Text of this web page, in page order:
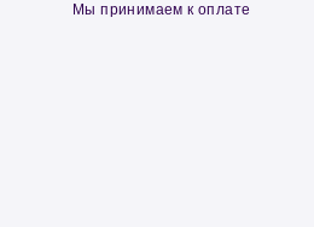
Мы принимаем к оплате